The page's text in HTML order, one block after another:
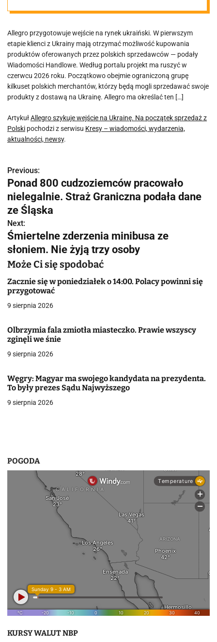
sprzedaż z
Polski
Allegro przygotowuje wejście na rynek ukraiński. W pierwszym
etapie klienci z Ukrainy mają otrzymać możliwość kupowania
produktów oferowanych przez polskich sprzedawców — podały
Wiadomości Handlowe. Według portalu projekt ma ruszyć w
czerwcu 2026 roku. Początkowo obejmie ograniczoną grupę
kilkuset polskich merchantów, którzy będą mogli sprzedawać swoje
produkty z dostawą na Ukrainę. Allegro ma określać ten […]
ArtykułAllegro szykuje wejście na Ukrainę. Na początek sprzedaż z
Polski pochodzi z serwisu Kresy – wiadomości, wydarzenia,
aktualności, newsy.
N
a
w
i
g
a
c
j
w
p
i
s
Previous:
Ponad 800 cudzoziemców pracowało
nielegalnie. Straż Graniczna podała dane
ze Śląska
Next:
Śmiertelne zderzenia minibusa ze
słoniem. Nie żyją trzy osoby
Może Ci się spodobać
Zacznie się w poniedziałek o 14:00. Polacy powinni się
przygotować
9 sierpnia 2026
Olbrzymia fala zmiotła miasteczko. Prawie wszyscy
zginęli we śnie
9 sierpnia 2026
Węgry: Magyar ma swojego kandydata na prezydenta.
To były prezes Sądu Najwyższego
9 sierpnia 2026
POGODA
KURSY WALUT NBP